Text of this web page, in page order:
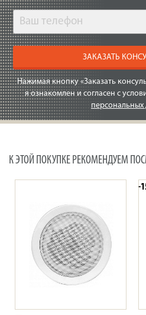
ЗАКАЗАТЬ
Нажимая кнопку «Заказать
я ознакомлен и согласен с
персональных
К ЭТОЙ ПОКУПКЕ РЕКОМЕНДУЕМ
-